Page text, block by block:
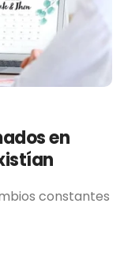
en
constantes